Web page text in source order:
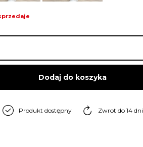
Dodaj do koszyka
Produkt dostępny Zwrot do 14 dni